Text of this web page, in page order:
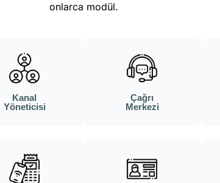
onlarca modül.
Kanal
Yöneticisi
Çağrı
Merkezi